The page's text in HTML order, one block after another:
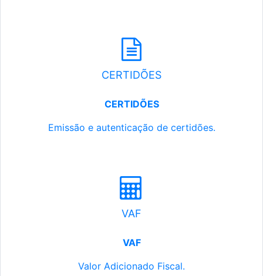
CERTIDÕES
CERTIDÕES
Emissão e autenticação de certidões.
VAF
VAF
Valor Adicionado Fiscal.